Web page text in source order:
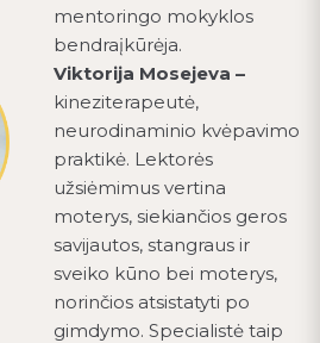
mentoringo mokyklos
bendraįkūrėja.
Viktorija Mosejeva –
kineziterapeutė,
neurodinaminio kvėpavimo
praktikė. Lektorės
užsiėmimus vertina
moterys, siekiančios geros
savijautos, stangraus ir
sveiko kūno bei moterys,
norinčios atsistatyti po
gimdymo. Specialistė taip